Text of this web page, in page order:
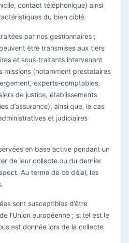
contact téléphonique) ainsi
du bien ciblé.
par nos gestionnaires ;
être transmises aux tiers
et sous-traitants intervenant
missions (notamment prestataires
experts-comptables,
de justice, établissements
d’assurance), ainsi que, le cas
et judiciaires
en base active pendant un
de leur collecte ou du dernier
Au terme de ce délai, les
sont susceptibles d’être
l’Union européenne ; si tel est le
est donnée lors de la collecte